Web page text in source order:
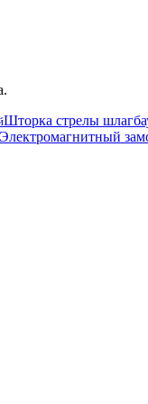
Шторка стрелы
Электромагнитный